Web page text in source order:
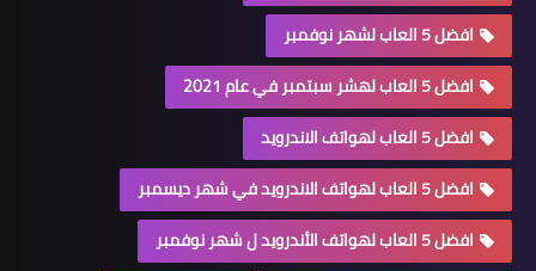
افضل 5 العاب لشهر نوفمبر
افضل 5 العاب لهشر سبتمبر في عام 2021
افضل 5 العاب لهواتف الاندرويد
افضل 5 العاب لهواتف الاندرويد في شهر ديسمبر
افضل 5 العاب لهواتف الأندرويد ل شهر نوفمبر